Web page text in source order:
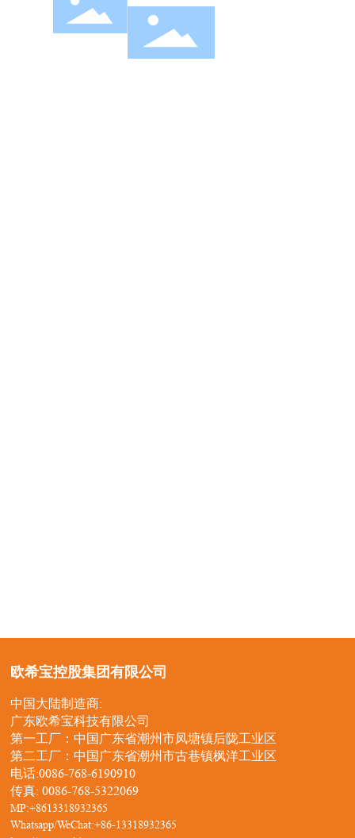
欧希宝控股集团有限公司
中国大陆制造商:
广东欧希宝科技有限公司
第一工厂：中国广东省潮州市凤塘镇后陇工业区
第二工厂：中国广东省潮州市古巷镇枫洋工业区
电话:0086-768-6190910
传真: 0086-768-5322069
MP:+8613318932365
Whatsapp/WeChat:+86-13318932365